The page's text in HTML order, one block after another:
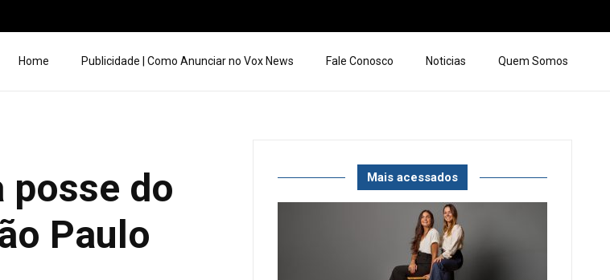
Home Publicidade | Como Anunciar no Vox News Fale Conosco Noticias Quem Somos
posse do
Paulo
Mais acessados